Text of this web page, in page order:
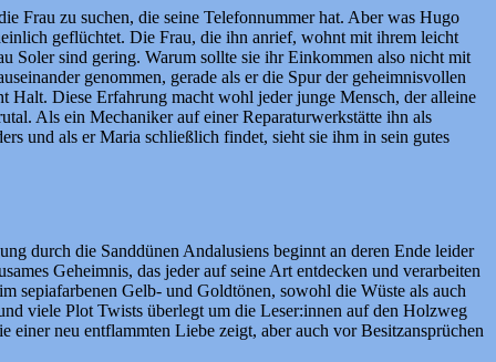
Frau zu suchen, die seine Telefonnummer hat. Aber was Hugo
geflüchtet. Die Frau, die ihn anrief, wohnt mit ihrem leicht
Soler sind gering. Warum sollte sie ihr Einkommen also nicht mit
genommen, gerade als er die Spur der geheimnisvollen
Halt. Diese Erfahrung macht wohl jeder junge Mensch, der alleine
Als ein Mechaniker auf einer Reparaturwerkstätte ihn als
und als er Maria schließlich findet, sieht sie ihm in sein gutes
durch die Sanddünen Andalusiens beginnt an deren Ende leider
Geheimnis, das jeder auf seine Art entdecken und verarbeiten
sepiafarbenen Gelb- und Goldtönen, sowohl die Wüste als auch
viele Plot Twists überlegt um die Leser:innen auf den Holzweg
einer neu entflammten Liebe zeigt, aber auch vor Besitzansprüchen